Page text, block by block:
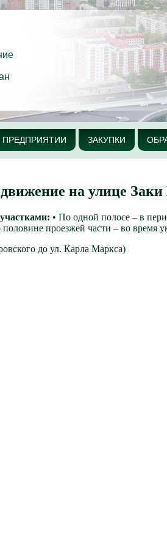
ПРЕДПРИЯТИИ ЗАКУПКИ
на улице
• По одной полосе – в
проезжей части – во время
до ул. Карла Маркса)